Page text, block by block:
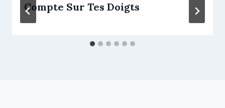
Compte Sur Tes Doigts